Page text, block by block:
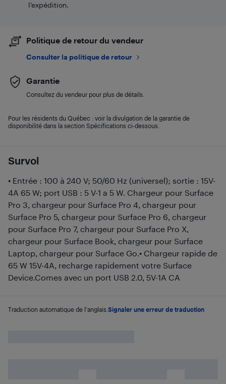
Survol
• Entrée : 100 à 240 V; 50/60 Hz (universel); sortie : 15V-
4A 65 W; port USB : 5 V-1 a 5 W. Chargeur pour Surface
Pro 3, chargeur pour Surface Pro 4, chargeur pour
Surface Pro 5, chargeur pour Surface Pro 6, chargeur
pour Surface Pro 7, chargeur pour Surface Pro X,
chargeur pour Surface Book, chargeur pour Surface
Laptop, chargeur pour Surface Go.• Chargeur rapide de
65 W 15V-4A, recharge rapidement votre Surface
Device.Comes avec un port USB 2.0, 5V-1A CA
Traduction automatique de l'anglais. Signaler une erreur de traduction
l’expédition.
Politique de retour du vendeur
Consulter la politique de retour
Garantie
Consultez du vendeur pour plus de détails.
Pour les résidents du Québec : voir la divulgation de la garantie de
disponibilité dans la section Spécifications ci-dessous.